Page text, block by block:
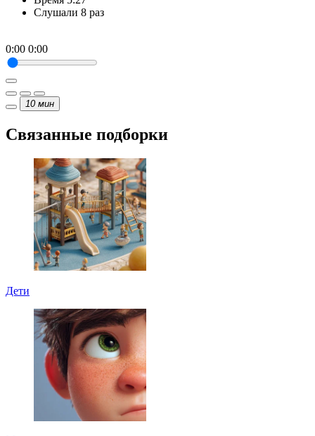
Слушали 8 раз
0:00 0:00
10 мин
Связанные подборки
Дети